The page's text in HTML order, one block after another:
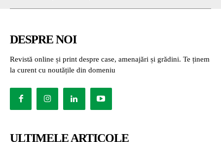
DESPRE NOI
Revistă online și print despre case, amenajări și grădini. Te ținem
la curent cu noutățile din domeniu
ULTIMELE ARTICOLE